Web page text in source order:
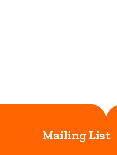
Mailing List